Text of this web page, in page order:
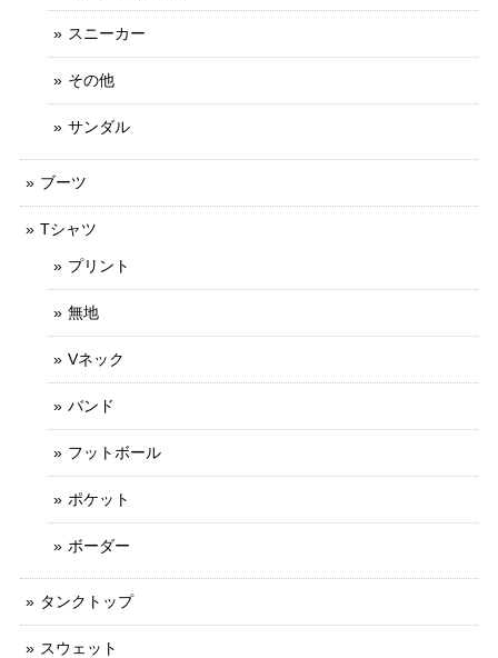
スニーカー
その他
サンダル
ブーツ
Tシャツ
プリント
無地
Vネック
バンド
フットボール
ポケット
ボーダー
タンクトップ
スウェット